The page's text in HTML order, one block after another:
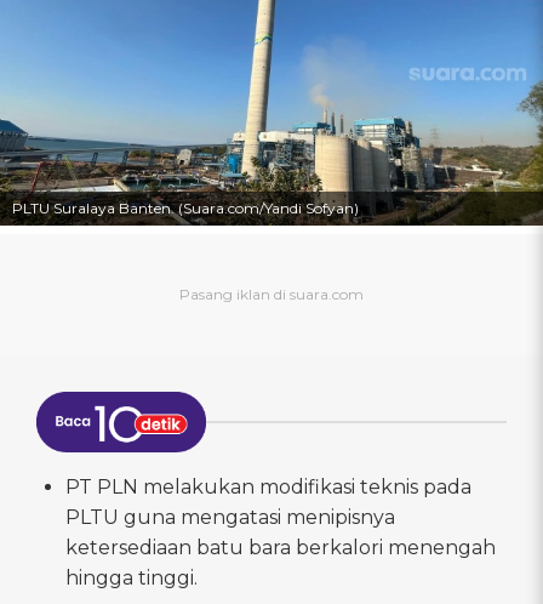
PLTU Suralaya Banten. (Suara.com/Yandi Sofyan)
PT PLN melakukan modifikasi teknis pada
PLTU guna mengatasi menipisnya
ketersediaan batu bara berkalori menengah
hingga tinggi.